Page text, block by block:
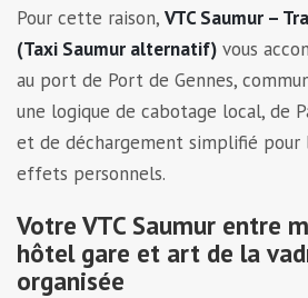
Pour cette raison, VTC Saumur –
(Taxi Saumur alternatif) vous
au port de Port de Gennes,
une logique de cabotage local, de
et de déchargement simplifié pour
effets personnels.
Votre VTC Saumur entre
hôtel gare et art de la
organisée